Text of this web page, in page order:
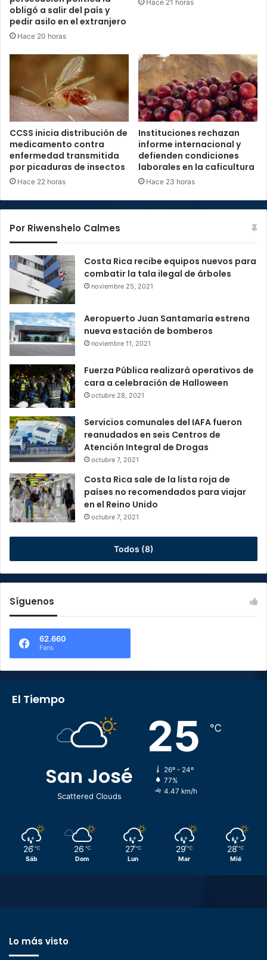
obligó a salir del país y
pedir asilo en el extranjero
Hace 20 horas
Hace 21 horas
CCSS inicia distribución de
medicamento contra
enfermedad transmitida
por picaduras de insectos
Hace 22 horas
Instituciones rechazan
informe internacional y
defienden condiciones
laborales en la caficultura
Hace 23 horas
Por Riwenshelo Calmes
Costa Rica recibe equipos nuevos para
combatir la tala ilegal de árboles
noviembre 25, 2021
Aeropuerto Juan Santamaría estrena
nueva estación de bomberos
noviembre 11, 2021
Fuerza Pública realizará operativos de
cara a celebración de Halloween
octubre 28, 2021
Servicios comunales del IAFA fueron
reanudados en seis Centros de
Atención Integral de Drogas
octubre 7, 2021
Costa Rica sale de la lista roja de
países no recomendados para viajar
en el Reino Unido
octubre 7, 2021
Todos (8)
Síguenos
62.660
Fans
El Tiempo
San José
Scattered Clouds
25 ℃
26º - 24º
77%
4.47 km/h
26 ℃
Sáb
26 ℃
Dom
27 ℃
Lun
29 ℃
Mar
28 ℃
Mié
Lo más visto